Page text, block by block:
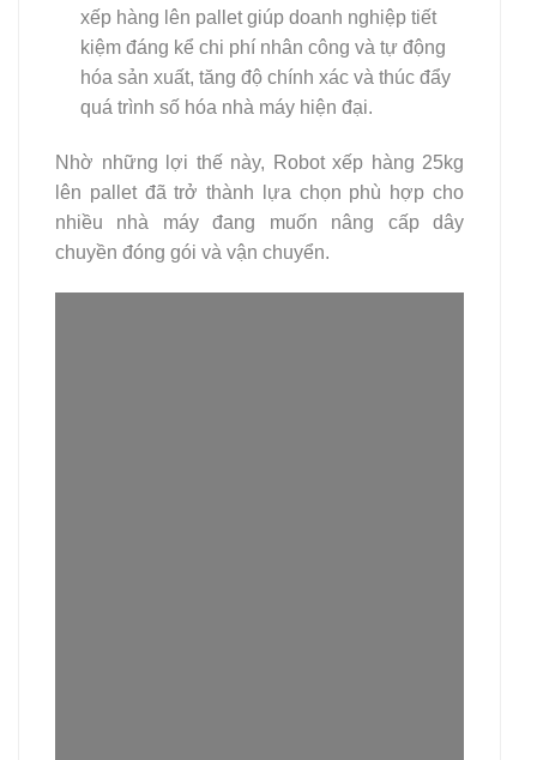
xếp hàng lên pallet giúp doanh nghiệp tiết
kiệm đáng kể chi phí nhân công và tự động
hóa sản xuất, tăng độ chính xác và thúc đẩy
quá trình số hóa nhà máy hiện đại.
Nhờ những lợi thế này, Robot xếp hàng 25kg
lên pallet đã trở thành lựa chọn phù hợp cho
nhiều nhà máy đang muốn nâng cấp dây
chuyền đóng gói và vận chuyển.